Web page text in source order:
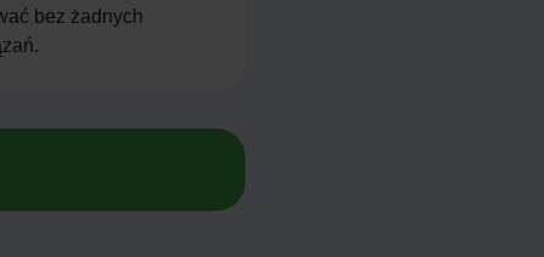
bez żadnych